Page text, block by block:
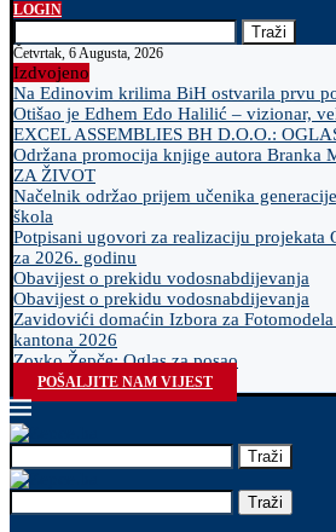
LOGIN
Traži
Četvrtak, 6 Augusta, 2026
Izdvojeno
Na Edinovim krilima BiH ostvarila prvu
Otišao je Edhem Edo Halilić – vizionar,
EXCEL ASSEMBLIES BH D.O.O.:
Održana promocija knjige autora Branka
ZA ŽIVOT
Načelnik održao prijem učenika
škola
Potpisani ugovori za realizaciju projekata
za 2026. godinu
Obavijest o prekidu vodosnabdijevanja
Obavijest o prekidu vodosnabdijevanja
Zavidovići domaćin Izbora za
kantona 2026
Zovko Žepče: Oglas za posao
POŠALJITE NAM VIJEST
Traži
Traži